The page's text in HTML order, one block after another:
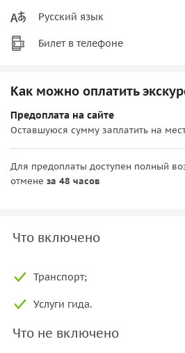
Русский язык
Билет в телефоне
Как можно оплатить
Предоплата на сайте
Оставшуюся сумму заплатить на
Для предоплаты доступен полный
отмене за 48 часов
Что включено
Транспорт;
Услуги гида.
Что не включено